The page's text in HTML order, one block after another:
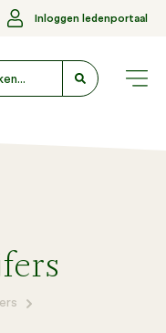
Inloggen ledenportaal